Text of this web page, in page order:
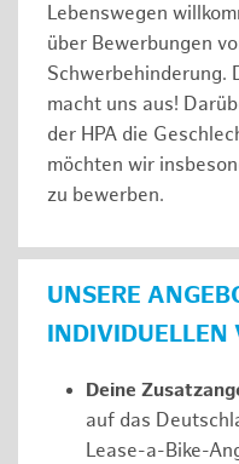
Lebenswegen
über Bewerbungen
Schwerbehinderung.
macht uns aus!
der HPA die
möchten wir
zu bewerben.
UNSERE
INDIVIDUELLEN
Deine
auf das
Lease-a-Bike-